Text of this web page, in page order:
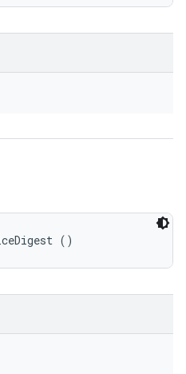
()